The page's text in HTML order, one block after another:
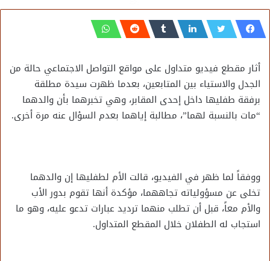
أثار مقطع فيديو متداول على مواقع التواصل الاجتماعي حالة من
الجدل والاستياء بين المتابعين، بعدما ظهرت سيدة مطلقة
برفقة طفليها داخل إحدى المقابر، وهي تخبرهما بأن والدهما
“مات بالنسبة لهما”، مطالبة إياهما بعدم السؤال عنه مرة أخرى.
ووفقاً لما ظهر في الفيديو، قالت الأم لطفليها إن والدهما
تخلى عن مسؤولياته تجاههما، مؤكدة أنها تقوم بدور الأب
والأم معاً، قبل أن تطلب منهما ترديد عبارات تدعو عليه، وهو ما
استجاب له الطفلان خلال المقطع المتداول.